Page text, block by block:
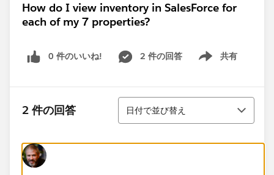
How do I view inventory in SalesForce for
each of my 7 properties?
0 件のいいね! 2 件の回答 共有
Show menu
2 件の回答
並び替え
日付で並び替え